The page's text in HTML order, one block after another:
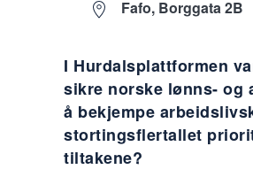
Fafo, Borggata 2B
I Hurdalsplattformen
sikre norske lønns- og
å bekjempe
stortingsflertallet
tiltakene?